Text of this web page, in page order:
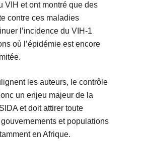
VIH et ont montré que des
contre ces maladies
l’incidence du VIH-1
où l’épidémie est encore
les auteurs, le contrôle
un enjeu majeur de la
et doit attirer toute
gouvernements et populations
en Afrique.